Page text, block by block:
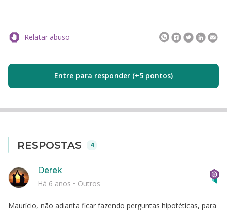
Relatar abuso
Entre para responder (+5 pontos)
RESPOSTAS 4
Maurício, não adianta ficar fazendo perguntas hipotéticas, para
Derek
Há 6 anos • Outros